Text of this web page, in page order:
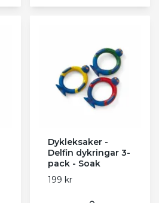
Dykleksaker -
Delfin dykringar 3-
pack - Soak
199 kr